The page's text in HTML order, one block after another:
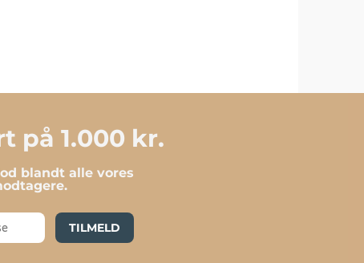
på 1.000 kr.
blandt alle vores
TILMELD